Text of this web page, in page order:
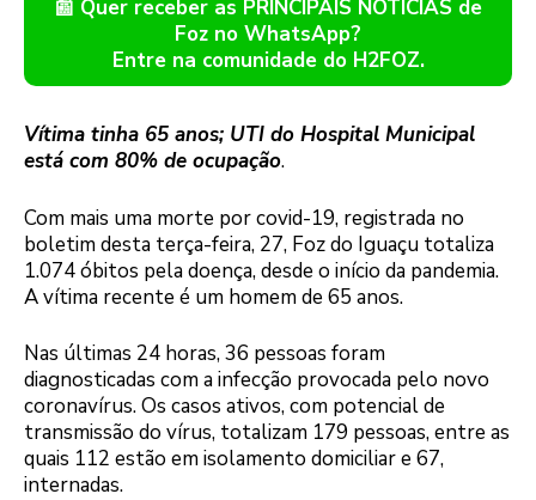
📰 Quer receber as PRINCIPAIS NOTÍCIAS de
Foz no WhatsApp?
Entre na comunidade do H2FOZ.
Vítima tinha 65 anos; UTI do Hospital Municipal
está com 80% de ocupação.
Com mais uma morte por covid-19, registrada no
boletim desta terça-feira, 27, Foz do Iguaçu totaliza
1.074 óbitos pela doença, desde o início da pandemia.
A vítima recente é um homem de 65 anos.
Nas últimas 24 horas, 36 pessoas foram
diagnosticadas com a infecção provocada pelo novo
coronavírus. Os casos ativos, com potencial de
transmissão do vírus, totalizam 179 pessoas, entre as
quais 112 estão em isolamento domiciliar e 67,
internadas.